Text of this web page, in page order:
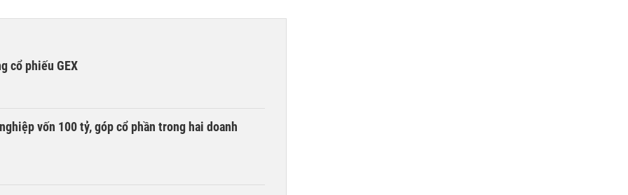
cổ phiếu GEX
vốn 100 tỷ, góp cổ phần trong hai doanh